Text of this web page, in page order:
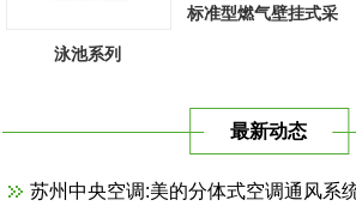
泳池系列
标准型燃气壁挂式采
最新动态
苏州中央空调:美的分体式空调通风系统故障检